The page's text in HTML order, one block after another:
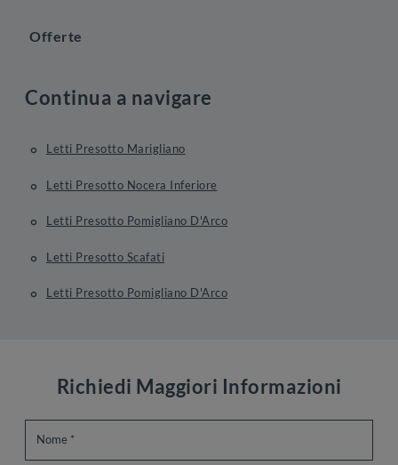
Offerte
Continua a navigare
Letti Presotto Marigliano
Letti Presotto Nocera Inferiore
Letti Presotto Pomigliano D'Arco
Letti Presotto Scafati
Letti Presotto Pomigliano D'Arco
Richiedi Maggiori Informazioni